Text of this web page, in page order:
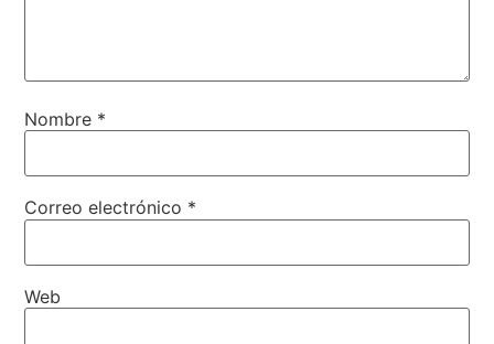
Nombre *
Correo electrónico *
Web